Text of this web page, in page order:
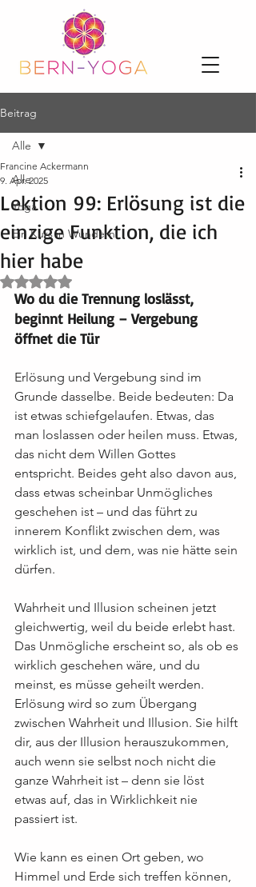
Beitrag
Alle
Yoga
Ein Kurs in Wundern
Alle
Lektion 99: Erlösung ist die
einzige Funktion, die ich
hier habe
Francine Ackermann
9. Apr. 2025
Mit NaN von 5 Sternen bewertet.
Wo du die Trennung loslässt,
beginnt Heilung – Vergebung
öffnet die Tür
Erlösung und Vergebung sind im
Grunde dasselbe. Beide bedeuten: Da
ist etwas schiefgelaufen. Etwas, das
man loslassen oder heilen muss. Etwas,
das nicht dem Willen Gottes
entspricht. Beides geht also davon aus,
dass etwas scheinbar Unmögliches
geschehen ist – und das führt zu
innerem Konflikt zwischen dem, was
wirklich ist, und dem, was nie hätte sein
dürfen.
Wahrheit und Illusion scheinen jetzt
gleichwertig, weil du beide erlebt hast.
Das Unmögliche erscheint so, als ob es
wirklich geschehen wäre, und du
meinst, es müsse geheilt werden.
Erlösung wird so zum Übergang
zwischen Wahrheit und Illusion. Sie hilft
dir, aus der Illusion herauszukommen,
auch wenn sie selbst noch nicht die
ganze Wahrheit ist – denn sie löst
etwas auf, das in Wirklichkeit nie
passiert ist.
Wie kann es einen Ort geben, wo
Himmel und Erde sich treffen können,